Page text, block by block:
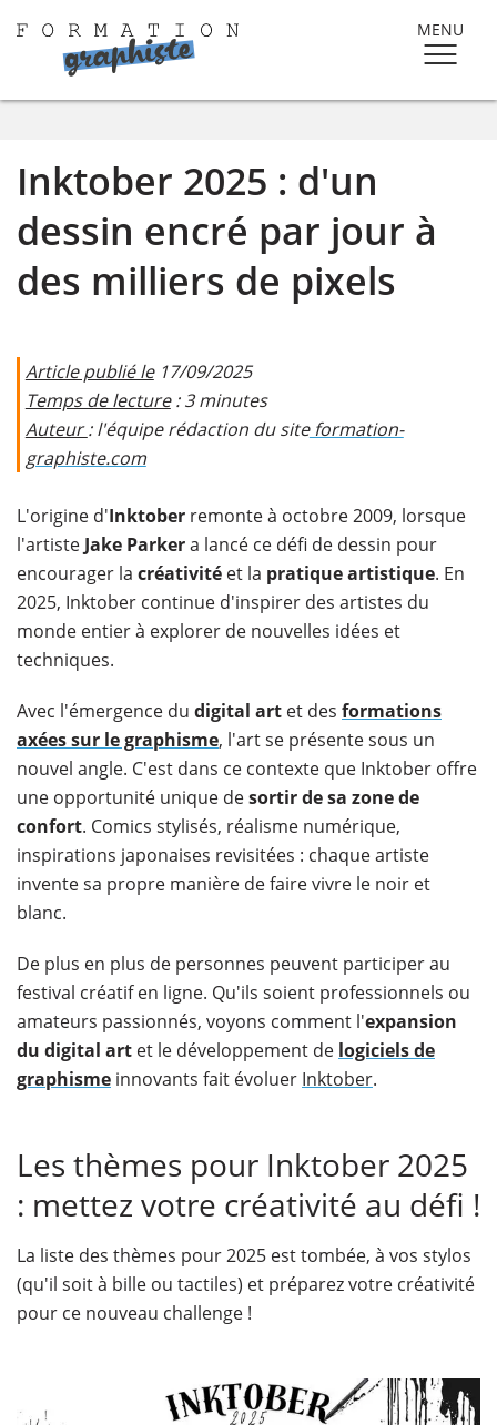
MENU
Inktober 2025 : d'un
dessin encré par jour à
des milliers de pixels
Article publié le17/09/2025
Temps de lecture: 3 minutes
Auteur: l'équipe rédaction du siteformation-
graphiste.com
​L'origine d'Inktober remonte à octobre 2009, lorsque
l'artiste Jake Parkera lancé ce défi de dessin pour
encourager la créativité et la pratique artistique. En
2025, Inktober continue d'inspirer des artistes du
monde entier à explorer de nouvelles idées et
techniques.
Avec l'émergence du digital art et des formations
axées sur le graphisme, l'art se présente sous un
nouvel angle. C'est dans ce contexte que Inktober offre
une opportunité unique desortir de sa zone de
confort. Comics stylisés, réalisme numérique,
inspirations japonaises revisitées : chaque artiste
invente sa propre manière de faire vivre le noir et
blanc.
De plus en plus de personnes peuvent participer au
festival créatif en ligne. Qu'ils soient professionnels ou
amateurs passionnés, voyons comment l'expansion
du digital art et le développement de logiciels de
graphisme innovants fait évoluer Inktober.
Les thèmes pour Inktober 2025
: mettez votre créativité au défi !
La liste des thèmes pour 2025 est tombée, à vos stylos
(qu'il soit à bille ou tactiles) et préparez votre créativité
pour ce nouveau challenge !